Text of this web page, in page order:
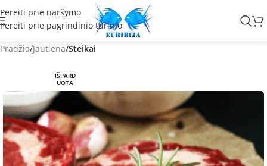
Pereiti prie naršymo
Pereiti prie pagrindinio turinio
Pradžia Jautiena Steikai
IŠPARD
UOTA